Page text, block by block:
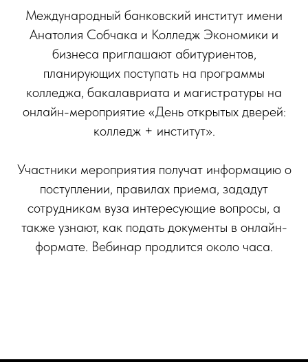
Международный банковский институт имени
Анатолия Собчака и Колледж Экономики и
бизнеса приглашают абитуриентов,
планирующих поступать на программы
колледжа, бакалавриата и магистратуры на
онлайн-мероприятие «День открытых дверей:
колледж + институт».
Участники мероприятия получат информацию о
поступлении, правилах приема, зададут
сотрудникам вуза интересующие вопросы, а
также узнают, как подать документы в онлайн-
формате. Вебинар продлится около часа.